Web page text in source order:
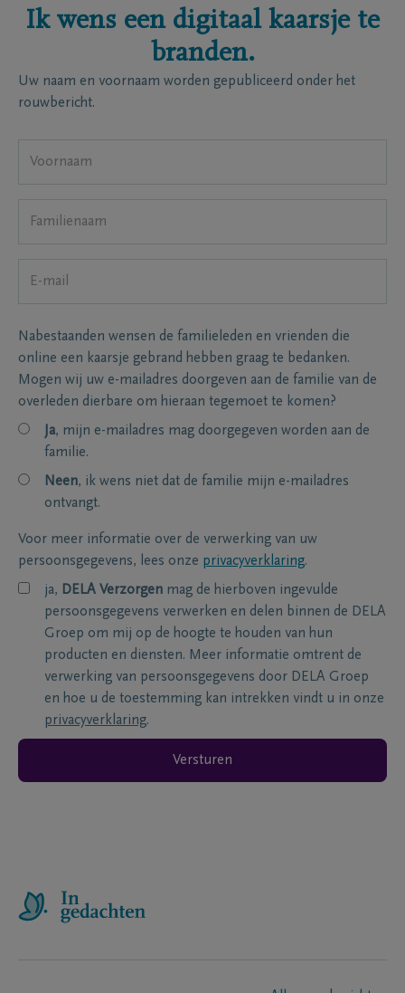
Ik wens een digitaal kaarsje te
branden.
Uw naam en voornaam worden gepubliceerd onder het
rouwbericht.
Nabestaanden wensen de familieleden en vrienden die
online een kaarsje gebrand hebben graag te bedanken.
Mogen wij uw e-mailadres doorgeven aan de familie van de
overleden dierbare om hieraan tegemoet te komen?
Ja, mijn e-mailadres mag doorgegeven worden aan de
familie.
Neen, ik wens niet dat de familie mijn e-mailadres
ontvangt.
Voor meer informatie over de verwerking van uw
persoonsgegevens, lees onze privacyverklaring.
ja, DELA Verzorgen mag de hierboven ingevulde
persoonsgegevens verwerken en delen binnen de DELA
Groep om mij op de hoogte te houden van hun
producten en diensten. Meer informatie omtrent de
verwerking van persoonsgegevens door DELA Groep
en hoe u de toestemming kan intrekken vindt u in onze
privacyverklaring.
Versturen